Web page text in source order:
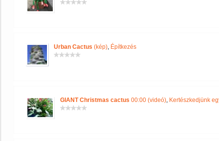
Urban Cactus (kép), Építkezés
GIANT Christmas cactus 00:00 (videó), Kertészkedjünk